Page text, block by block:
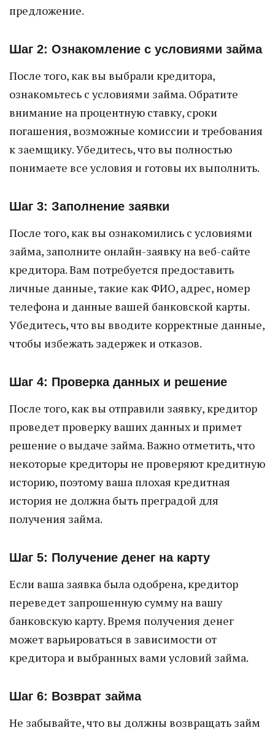
предложение.
Шаг 2: Ознакомление с условиями займа
После того, как вы выбрали кредитора,
ознакомьтесь с условиями займа. Обратите
внимание на процентную ставку, сроки
погашения, возможные комиссии и требования
к заемщику. Убедитесь, что вы полностью
понимаете все условия и готовы их выполнить.
Шаг 3: Заполнение заявки
После того, как вы ознакомились с условиями
займа, заполните онлайн-заявку на веб-сайте
кредитора. Вам потребуется предоставить
личные данные, такие как ФИО, адрес, номер
телефона и данные вашей банковской карты.
Убедитесь, что вы вводите корректные данные,
чтобы избежать задержек и отказов.
Шаг 4: Проверка данных и решение
После того, как вы отправили заявку, кредитор
проведет проверку ваших данных и примет
решение о выдаче займа. Важно отметить, что
некоторые кредиторы не проверяют кредитную
историю, поэтому ваша плохая кредитная
история не должна быть преградой для
получения займа.
Шаг 5: Получение денег на карту
Если ваша заявка была одобрена, кредитор
переведет запрошенную сумму на вашу
банковскую карту. Время получения денег
может варьироваться в зависимости от
кредитора и выбранных вами условий займа.
Шаг 6: Возврат займа
Не забывайте, что вы должны возвращать займ